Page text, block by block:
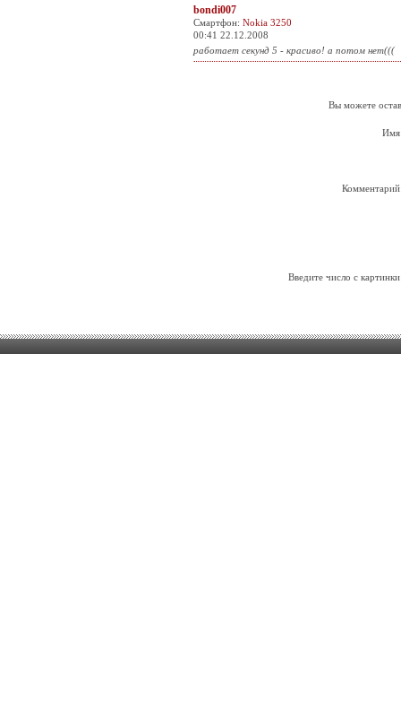
bondi007
Смартфон: Nokia 3250
00:41 22.12.2008
работает секунд 5 - красиво! а потом нет(((
Вы можете
Введите число с